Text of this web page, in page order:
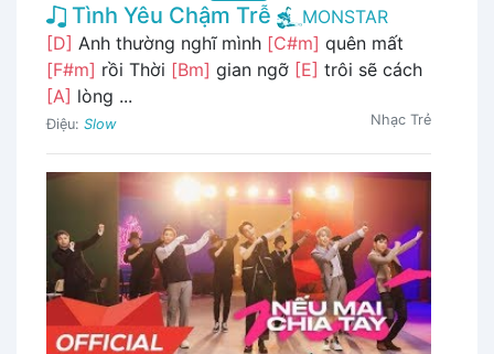
Tình Yêu Chậm Trễ
MONSTAR
[D] Anh thường nghĩ mình [C#m] quên mất
[F#m] rồi Thời [Bm] gian ngỡ [E] trôi sẽ cách
[A] lòng ...
Điệu: Slow Nhạc Trẻ